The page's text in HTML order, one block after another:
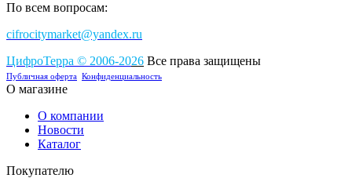
По всем вопросам:
cifrocitymarket@yandex.ru
ЦифроТерра © 2006-2026 Все права защищены
Публичная оферта Конфиденциальность
О магазине
О компании
Новости
Каталог
Покупателю